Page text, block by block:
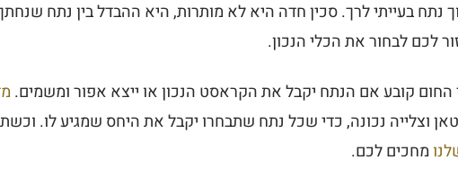
נתח בעייתי לרך. סכין חדה היא לא מותרות, היא ההבדל בין נתח
לכם לבחור את הכלי הנכון.
קובע אם הנתח יקבל את הקראסט הנכון או ייצא אפור ומשמים.
וצלייה נכונה, כדי שכל נתח שתבחרו יקבל את היחס שמגיע לו.
מחכים לכם.